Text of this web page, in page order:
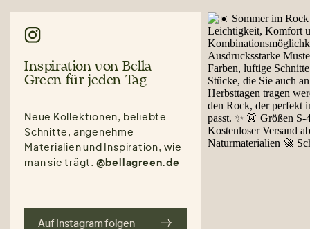
Inspiration von Bella
Green für jeden Tag
Neue Kollektionen, beliebte
Schnitte, angenehme
Materialien und Inspiration, wie
man sie trägt. @bellagreen.de
Auf Instagram folgen